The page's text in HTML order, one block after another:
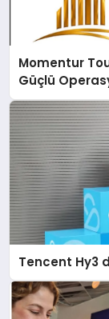
Momentur
Güçlü
Tencent Hy3